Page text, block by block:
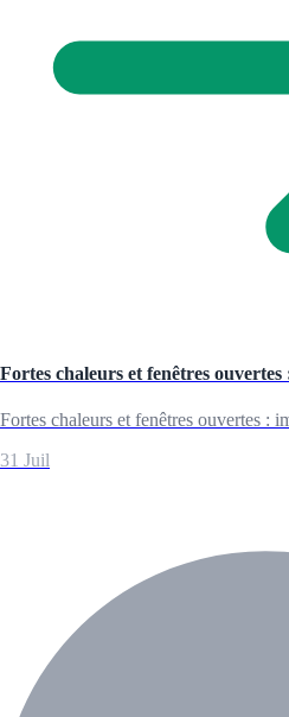
Fortes chaleurs et fenêtres
Fortes chaleurs et fenêtres ouvertes :
31 Juil